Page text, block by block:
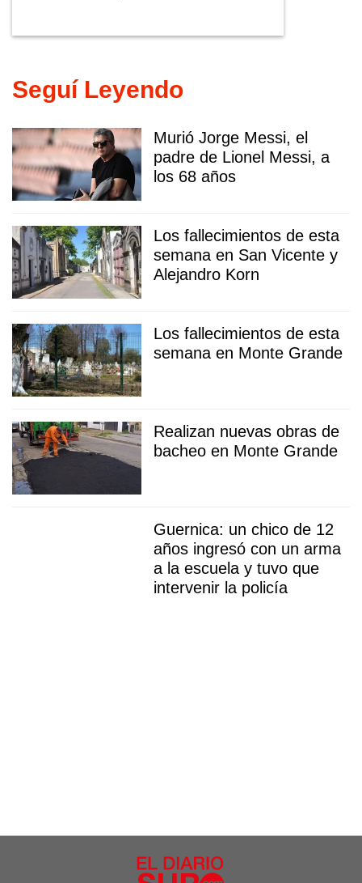
Seguí Leyendo
Murió Jorge Messi, el
padre de Lionel Messi, a
los 68 años
Los fallecimientos de esta
semana en San Vicente y
Alejandro Korn
Los fallecimientos de esta
semana en Monte Grande
Realizan nuevas obras de
bacheo en Monte Grande
Guernica: un chico de 12
años ingresó con un arma
a la escuela y tuvo que
intervenir la policía